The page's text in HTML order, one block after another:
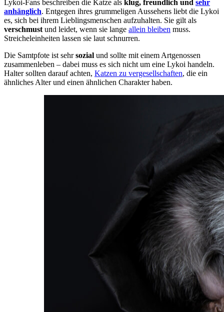
Lykoi-Fans beschreiben die Katze als klug, freundlich und sehr
anhänglich. Entgegen ihres grummeligen Aussehens liebt die Lykoi
es, sich bei ihrem Lieblingsmenschen aufzuhalten. Sie gilt als
verschmust und leidet, wenn sie lange allein bleiben muss.
Streicheleinheiten lassen sie laut schnurren.
Die Samtpfote ist sehrsozial und sollte mit einem Artgenossen
zusammenleben – dabei muss es sich nicht um eine Lykoi handeln.
Halter sollten darauf achten, Katzen zu vergesellschaften, die ein
ähnliches Alter und einen ähnlichen Charakter haben.